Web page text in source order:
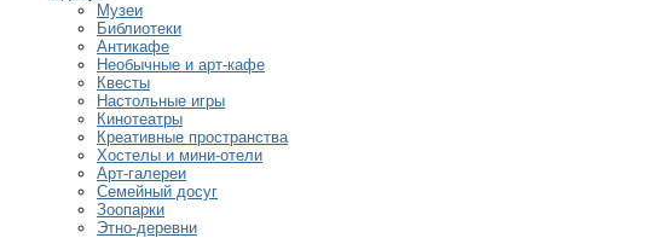
Музеи
Библиотеки
Антикафе
Необычные и арт-кафе
Квесты
Настольные игры
Кинотеатры
Креативные пространства
Хостелы и мини-отели
Арт-галереи
Семейный досуг
Зоопарки
Этно-деревни